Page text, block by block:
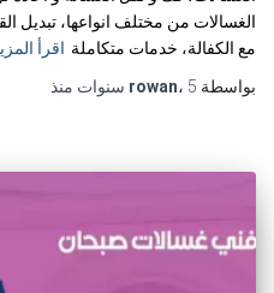
الغسالات من مختلف انواعها، تبديل
مع الكفالة، خدمات متكاملة اقرأ
بواسطة
rowan، 5 سنوات منذ